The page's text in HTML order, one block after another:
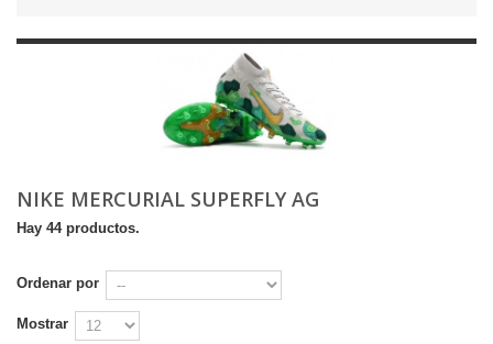
NIKE MERCURIAL SUPERFLY AG
Hay 44 productos.
Ordenar por
Mostrar